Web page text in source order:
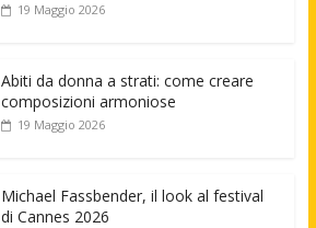
19 Maggio 2026
Abiti da donna a strati: come creare
composizioni armoniose
19 Maggio 2026
Michael Fassbender, il look al festival
di Cannes 2026